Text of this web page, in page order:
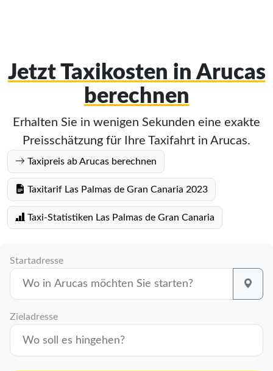
Jetzt Taxikosten in Arucas
berechnen
Erhalten Sie in wenigen Sekunden eine exakte
Preisschätzung für Ihre Taxifahrt in Arucas.
Taxipreis ab Arucas berechnen
Taxitarif Las Palmas de Gran Canaria 2023
Taxi-Statistiken Las Palmas de Gran Canaria
Startadresse
Zieladresse